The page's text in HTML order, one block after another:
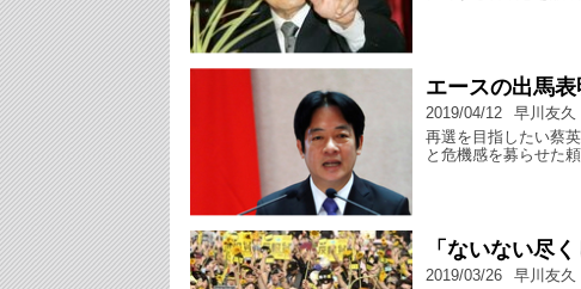
エースの出馬
2019/04/12
早川友久
再選を目指したい蔡
と危機感を募らせた
「ないない尽
2019/03/26
早川友久